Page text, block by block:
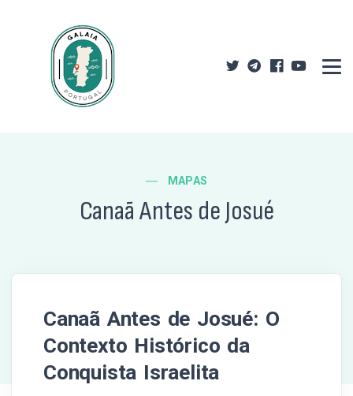
MAPAS
Canaã Antes de Josué
Canaã Antes de Josué: O
Contexto Histórico da
Conquista Israelita